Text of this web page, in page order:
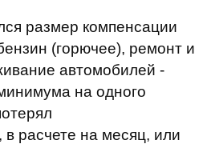
размер компенсации
(горючее), ремонт и
автомобилей -
на одного
в расчете на месяц, или